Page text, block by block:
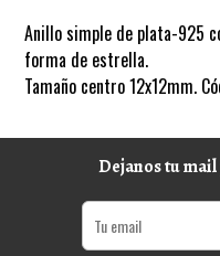
Anillo simple de plata-925
forma de estrella.
Tamaño centro 12x12mm.
Dejanos tu